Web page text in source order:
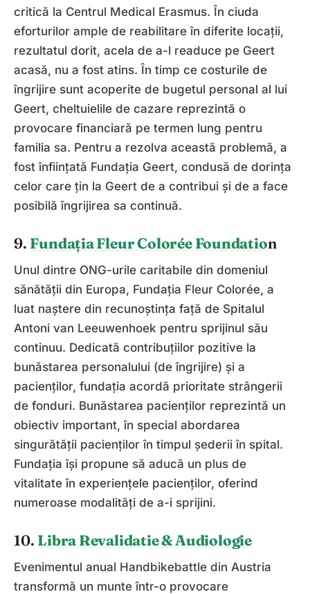
critică la Centrul Medical Erasmus. În ciuda
eforturilor ample de reabilitare în diferite locații,
rezultatul dorit, acela de a-l readuce pe Geert
acasă, nu a fost atins. În timp ce costurile de
îngrijire sunt acoperite de bugetul personal al lui
Geert, cheltuielile de cazare reprezintă o
provocare financiară pe termen lung pentru
familia sa. Pentru a rezolva această problemă, a
fost înființată Fundația Geert, condusă de dorința
celor care țin la Geert de a contribui și de a face
posibilă îngrijirea sa continuă.
9. Fundația Fleur Colorée Foundation
Unul dintre ONG-urile caritabile din domeniul
sănătății din Europa, Fundația Fleur Colorée, a
luat naștere din recunoștința față de Spitalul
Antoni van Leeuwenhoek pentru sprijinul său
continuu. Dedicată contribuțiilor pozitive la
bunăstarea personalului (de îngrijire) și a
pacienților, fundația acordă prioritate strângerii
de fonduri. Bunăstarea pacienților reprezintă un
obiectiv important, în special abordarea
singurătății pacienților în timpul șederii în spital.
Fundația își propune să aducă un plus de
vitalitate în experiențele pacienților, oferind
numeroase modalități de a-i sprijini.
10. Libra Revalidatie & Audiologie
Evenimentul anual Handbikebattle din Austria
transformă un munte într-o provocare